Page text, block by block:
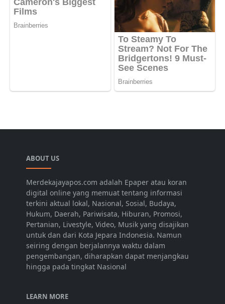
ABOUT US
Merdekajayapos.com adalah Epaper atau koran
digital online yang memuat tentang informasi
terkini aktual lokal, Nasional, Sosial, Budaya,
Hukum, Daerah, Pariwisata, Hiburan, Promosi,
Pertanian, Livestyle, Video, Musik yang disajikan
untuk dan dari Kota Jepara Indonesia. Namun
seiring dengan berjalannya waktu dalam
pengembangan, diharapkan dapat menjangkau
hingga pada tingkat Nasional
LEARN MORE